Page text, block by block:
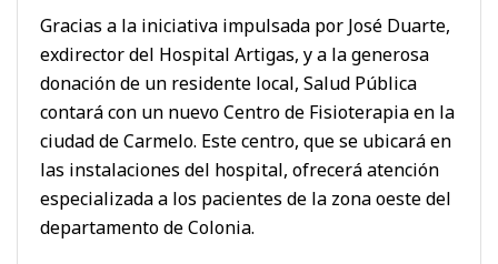
Gracias a la iniciativa impulsada por José Duarte,
exdirector del Hospital Artigas, y a la generosa
donación de un residente local, Salud Pública
contará con un nuevo Centro de Fisioterapia en la
ciudad de Carmelo. Este centro, que se ubicará en
las instalaciones del hospital, ofrecerá atención
especializada a los pacientes de la zona oeste del
departamento de Colonia.